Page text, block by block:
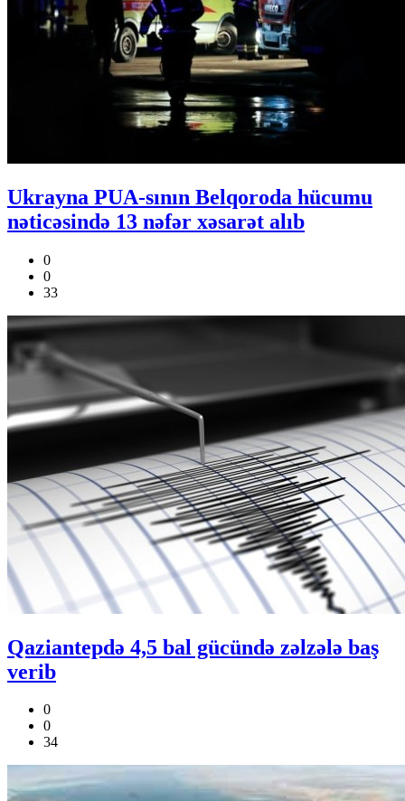
Ukrayna PUA-sının Belqoroda hücumu
nəticəsində 13 nəfər xəsarət alıb
0
0
33
Qaziantepdə 4,5 bal gücündə zəlzələ baş
verib
0
0
34